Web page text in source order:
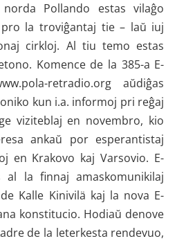
Pollando estas vilaĝo
la troviĝantaj tie – laŭ iuj
cirkloj. Al tiu temo estas
Komence de la 385-a E-
retradio.org aŭdiĝas
kun i.a. informoj pri reĝaj
viziteblaj en novembro, kio
ankaŭ por esperantistaj
en Krakovo kaj Varsovio. E-
al la finnaj amaskomunikilaj
Kalle Kinivilä kaj la nova E-
konstitucio. Hodiaŭ denove
de la leterkesta rendevuo,